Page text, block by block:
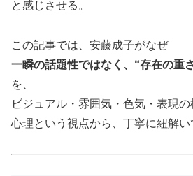
と感じさせる。
この記事では、安藤成子がなぜ
一瞬の話題性ではなく、“存在の重
を、
ビジュアル・雰囲気・色気・表現
心理という視点から、丁寧に紐解い